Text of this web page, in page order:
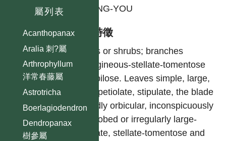
屬列表
Acanthopanax
Aralia 刺?屬
Arthrophyllum
洋常春藤屬
Astrotricha
Boerlagiodendron
Dendropanax
樹參屬
SHENG-YOU
型態特徵
Trees or shrubs; branches
ferrugineous-stellate-tomentose
and pilose. Leaves simple, large,
long-petiolate, stipulate, the blade
broadly orbicular, inconspicuously
3–5-lobed or irregularly large-
dentate, stellate-tomentose and